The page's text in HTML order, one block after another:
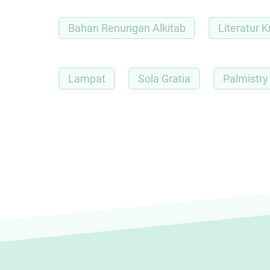
Bahan Renungan Alkitab Literatur
Lampat Sola Gratia Palmistry